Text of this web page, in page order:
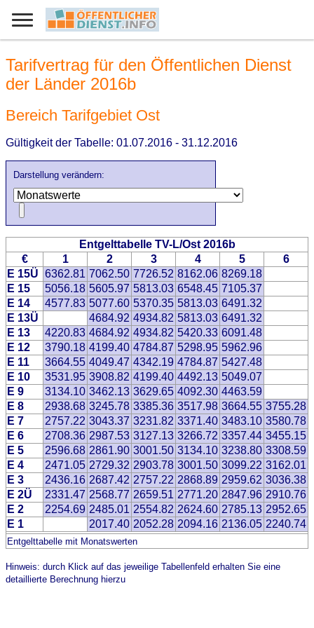
Darstellung verändern:
Tarifvertrag für den Öffentlichen Dienst
der Länder 2016b
Bereich Tarifgebiet Ost
Gültigkeit der Tabelle: 01.07.2016 - 31.12.2016
Entgelttabelle TV-L/Ost 2016b
€
1 2 3 4 5
6
E 15Ü 6362.81 7062.50 7726.52 8162.06 8269.18
E 15
5056.18 5605.97 5813.03 6548.45 7105.37
E 14
4577.83 5077.60 5370.35 5813.03 6491.32
E 13Ü
4684.92 4934.82 5813.03 6491.32
E 13
4220.83 4684.92 4934.82 5420.33 6091.48
E 12
3790.18 4199.40 4784.87 5298.95 5962.96
E 11
3664.55 4049.47 4342.19 4784.87 5427.48
E 10
3531.95 3908.82 4199.40 4492.13 5049.07
E 9
3134.10 3462.13 3629.65 4092.30 4463.59
E 8
2938.68 3245.78 3385.36 3517.98 3664.55 3755.28
E 7
2757.22 3043.37 3231.82 3371.40 3483.10 3580.78
E 6
2708.36 2987.53 3127.13 3266.72 3357.44 3455.15
E 5
2596.68 2861.90 3001.50 3134.10 3238.80 3308.59
E 4
2471.05 2729.32 2903.78 3001.50 3099.22 3162.01
E 3
2436.16 2687.42 2757.22 2868.89 2959.62 3036.38
E 2Ü
2331.47 2568.77 2659.51 2771.20 2847.96 2910.76
E 2
2254.69 2485.01 2554.82 2624.60 2785.13 2952.65
E 1
2017.40 2052.28 2094.16 2136.05 2240.74
Entgelttabelle mit Monatswerten
Hinweis: durch Klick auf das jeweilige Tabellenfeld erhalten Sie eine
detaillierte Berechnung hierzu